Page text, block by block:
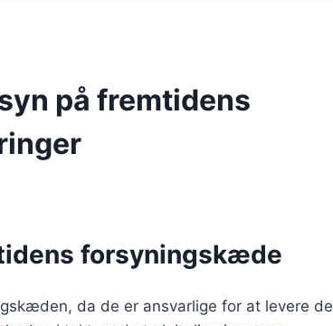
på fremtidens
forsyningskæde
da de er ansvarlige for at levere de